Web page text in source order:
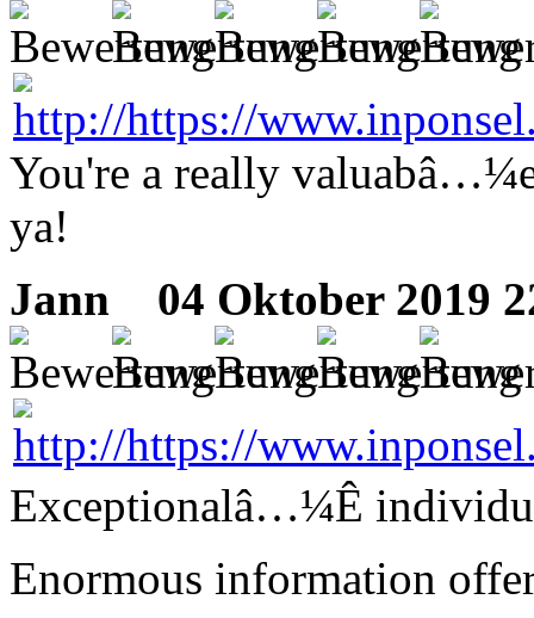
You're a really
ya!
Jann
04 Oktober 2019
Exceptionalâ…¼Ê
Enormous information